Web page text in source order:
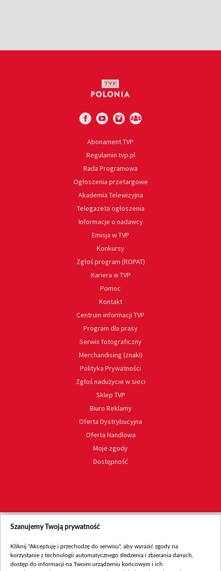
Abonament TVP
Regulamin tvp.pl
Rada Programowa
Ogłoszenia przetargowe
Akademia Telewizyjna
Telegazeta ogłoszenia
Informacje o nadawcy
Emisja w TVP
Konkursy
Zgłoś program (ROPAT)
Kariera w TVP
Pomoc
Kontakt
Centrum informacji TVP
Program dla prasy
Serwis fotograficzny
Merchandising (znaki)
Polityka Prywatności
Zgłoś nadużycie w sieci
Sklep TVP
Biuro Reklamy
Oferta Dystrybucyjna
Oferta Handlowa
Moje zgody
Dostępność
Szanujemy Twoją prywatność
Kliknij "Akceptuję i przechodzę do serwisu", aby wyrazić zgody na
korzystanie z technologii automatycznego śledzenia i zbierania danych,
dostęp do informacji na Twoim urządzeniu końcowym i ich